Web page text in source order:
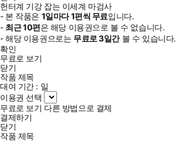
헌터계 기강 잡는 이세계 마검사
- 본 작품은 1일마다1편씩 무료입니다.
- 최근10편은 해당 이용권으로 볼 수 없습니다.
- 해당 이용권으로는 무료로3일간볼 수 있습니다.
확인
무료로 보기
닫기
작품 제목
대여 기간 : 일
이용권 선택
무료로 보기 다른 방법으로 결제
결제하기
닫기
작품 제목